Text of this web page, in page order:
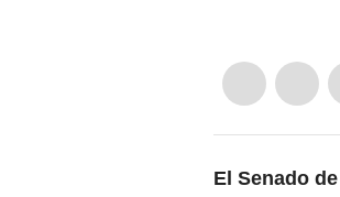
El Senado de